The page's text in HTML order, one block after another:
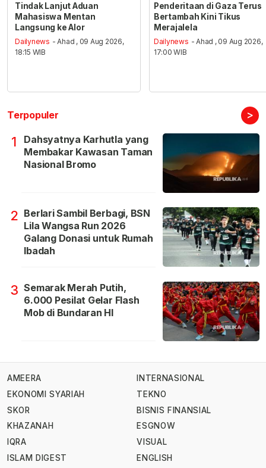
Tindak Lanjut Aduan
Mahasiswa Mentan
Langsung ke Alor
Dailynews - Ahad , 09 Aug 2026,
18:15 WIB
Penderitaan di Gaza Terus
Bertambah Kini Tikus
Merajalela
Dailynews - Ahad , 09 Aug 2026,
17:00 WIB
Terpopuler >
1
Dahsyatnya Karhutla yang
Membakar Kawasan Taman
Nasional Bromo
2 Berlari Sambil Berbagi, BSN
Lila Wangsa Run 2026
Galang Donasi untuk Rumah
Ibadah
3 Semarak Merah Putih,
6.000 Pesilat Gelar Flash
Mob di Bundaran HI
AMEERA
EKONOMI SYARIAH
SKOR
KHAZANAH
IQRA
ISLAM DIGEST
INTERNASIONAL
TEKNO
BISNIS FINANSIAL
ESGNOW
VISUAL
ENGLISH